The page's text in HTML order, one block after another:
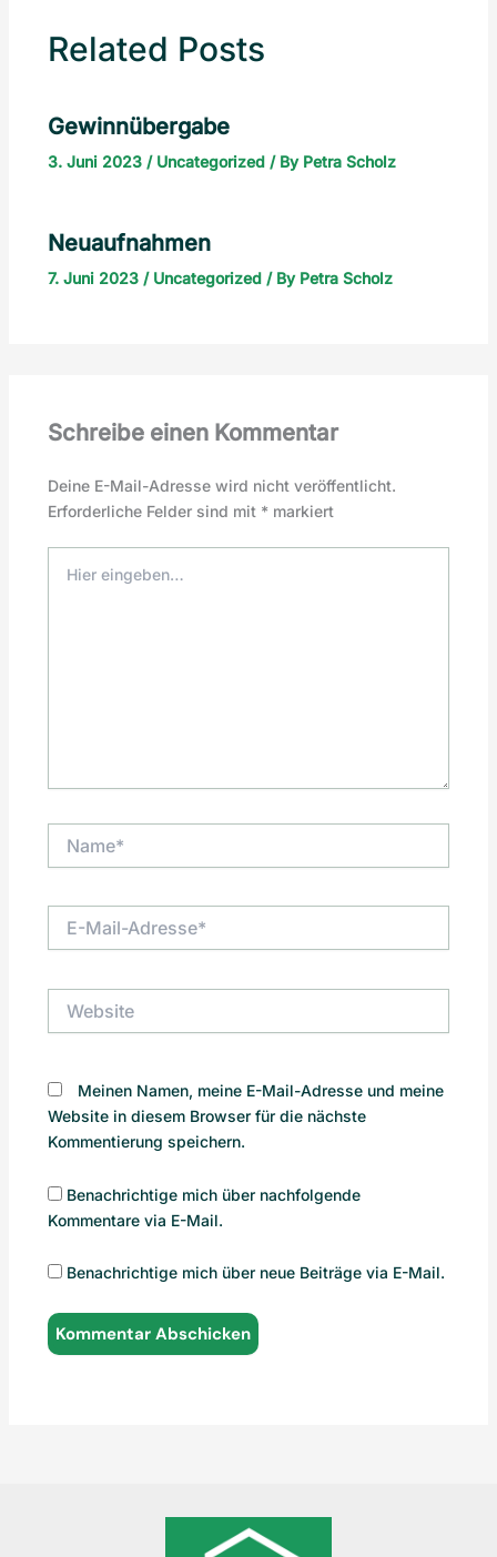
Related Posts
Gewinnübergabe
3. Juni 2023 / Uncategorized/ By Petra Scholz
Neuaufnahmen
7. Juni 2023 / Uncategorized/ By Petra Scholz
Schreibe einen Kommentar
Deine E-Mail-Adresse wird nicht veröffentlicht.
Erforderliche Felder sind mit *markiert
eingeben…
Mail-
Meinen Namen, meine E-Mail-Adresse und meine
Website in diesem Browser für die nächste
Kommentierung speichern.
Benachrichtige mich über nachfolgende
Kommentare via E-Mail.
Benachrichtige mich über neue Beiträge via E-Mail.